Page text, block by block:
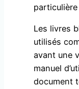
particulière
Les livres
utilisés
avant une
manuel
document